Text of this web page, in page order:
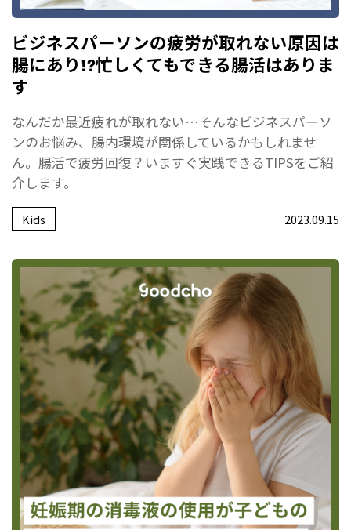
ビジネスパーソンの疲労が取れない原因は
腸にあり!?忙しくてもできる腸活はありま
す
なんだか最近疲れが取れない…そんなビジネスパーソ
ンのお悩み、腸内環境が関係しているかもしれませ
ん。腸活で疲労回復？いますぐ実践できるTIPSをご紹
介します。
Kids 2023.09.15